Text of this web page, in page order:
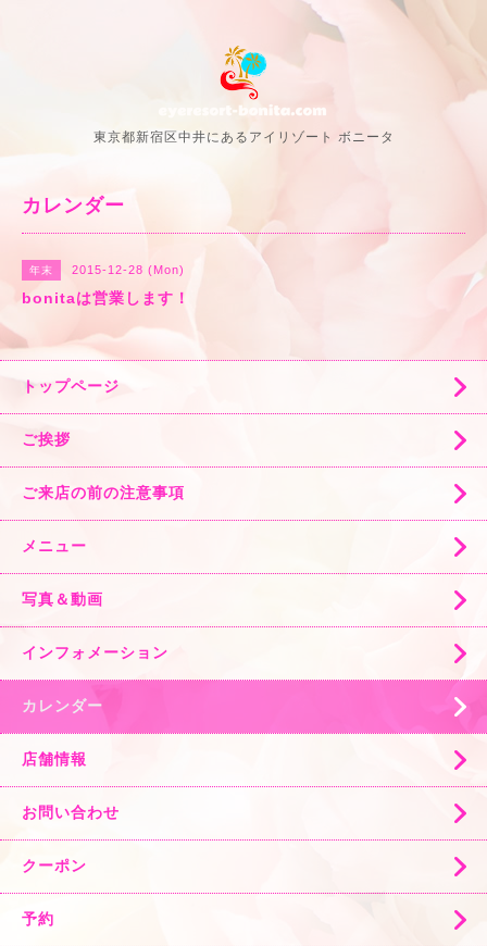
東京都新宿区中井にあるアイリゾート ボニータ
カレンダー
年末 2015-12-28 (Mon)
bonitaは営業します！
トップページ
ご挨拶
ご来店の前の注意事項
メニュー
写真＆動画
インフォメーション
カレンダー
店舗情報
お問い合わせ
クーポン
予約